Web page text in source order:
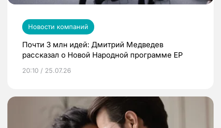
Новости компаний
Почти 3 млн идей: Дмитрий Медведев
рассказал о Новой Народной программе ЕР
20:10 / 25.07.26